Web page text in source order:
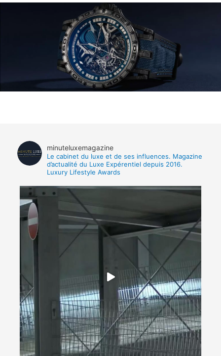
minuteluxemagazine
Le cabinet du luxe et de ses influences. Magazine
d’actualité du Luxe Expérentiel depuis 2016.
Luxury Lifestyle Awards